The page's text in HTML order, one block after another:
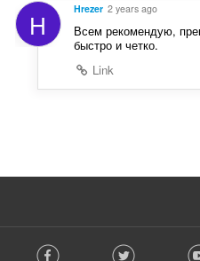
H Hrezer 2 years ago
Всем рекомендую,
быстро и четко.
Link
o Facebook Twitter